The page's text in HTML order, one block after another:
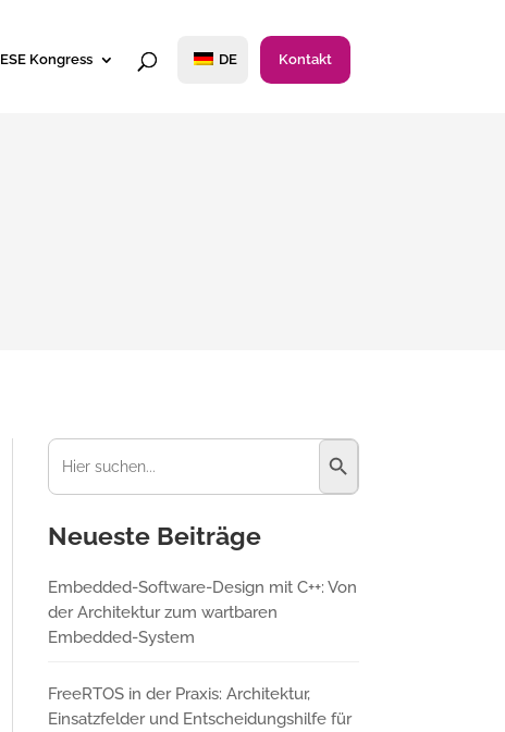
ESE Kongress DE Kontakt
Suchen
nach:
Suchschaltfläche
Neueste Beiträge
Embedded-Software-Design mit C++: Von
der Architektur zum wartbaren
Embedded-System
FreeRTOS in der Praxis: Architektur,
Einsatzfelder und Entscheidungshilfe für